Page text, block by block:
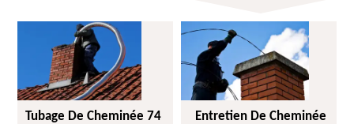
Tubage De Cheminée 74
Entretien De Cheminée